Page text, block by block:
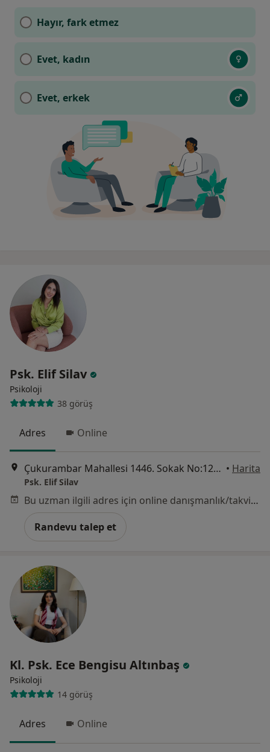
Hayır, fark etmez
Evet, kadın
Evet, erkek
Psk. Elif Silav
Psikoloji
38 görüş
Adres Online
Çukurambar Mahallesi 1446. Sokak No:12/25 Alternatif Plaza, Ankara • Harita
Psk. Elif Silav
Bu uzman ilgili adres için online danışmanlık/takvim sunmuyor.
Randevu talep et
Kl. Psk. Ece Bengisu Altınbaş
Psikoloji
14 görüş
Adres Online